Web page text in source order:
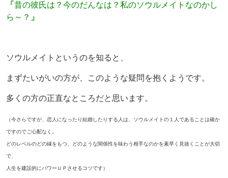
「 昔の彼氏は？今のだんなは？私のソウルメイトなのかし
ら～？ 」
ソウルメイトというのを知ると、
まずたいがいの方が、このような疑問を抱くようです。
多くの方の正直なところだと思います。
（今さらですが、恋人になったり結婚したりする人は、ソウルメイトの１人であることは確か
ですのでご心配なく。
どのレベルのどの縁をもつ、どのような関係性を味わう相手なのかを素早く見抜くことが大切
で、
人生を建設的にパワーＵＰさせるコツです）